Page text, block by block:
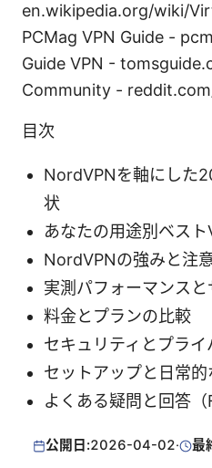
en.wikipedia.org/wiki/
PCMag VPN Guide -
Guide VPN -
Community -
目次
NordVPNを軸にした
状
あなたの用途別ベス
NordVPNの強みと注
実測パフォーマンス
料金とプランの比較
セキュリティとプラ
セットアップと日常的
よくある疑問と回答（
公開日:2026-04-02· 最